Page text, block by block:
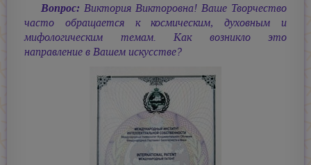
Вопрос: Виктория Викторовна! Ваше Творчество
часто обращается к космическим, духовным и
мифологическим темам. Как возникло это
направление в Вашем искусстве?